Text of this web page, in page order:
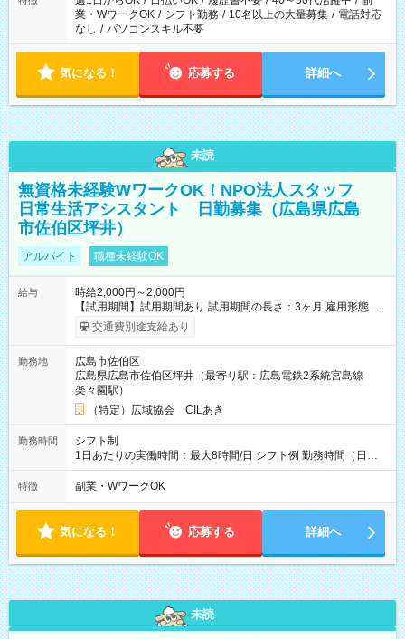
業・WワークOK / シフト勤務 / 10名以上の大量募集 / 電話対応
なし / パソコンスキル不要
気になる！ 応募する 詳細へ
未読
無資格未経験WワークOK！NPO法人スタッフ
日常生活アシスタント 日勤募集（広島県広島
市佐伯区坪井）
アルバイト 職種未経験OK
給与
時給2,000円～2,000円
【試用期間】試用期間あり 試用期間の長さ：3ヶ月 雇用形態、
給与は本採用時と同じです。
交通費別途支給あり
勤務地
広島市佐伯区
広島県広島市佐伯区坪井（最寄り駅：広島電鉄2系統宮島線
楽々園駅）
（特定）広域協会 CILあき
勤務時間
シフト制
1日あたりの実働時間：最大8時間/日 シフト例 勤務時間（日
勤）・8時～18時 （実働時間8時間 待機休憩2時間）（日勤1回
あたりの給与 2万円）
特徴 副業・WワークOK
気になる！ 応募する 詳細へ
未読